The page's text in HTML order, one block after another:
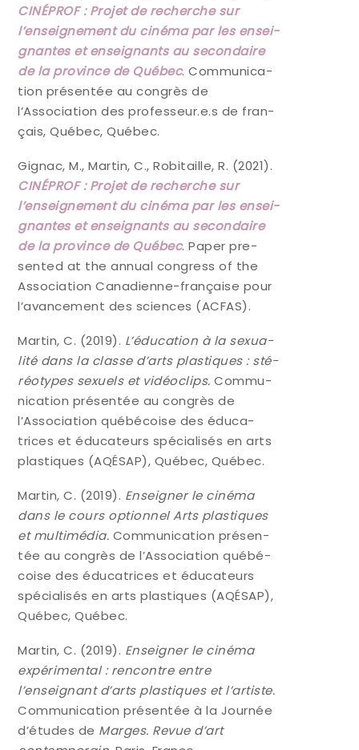
CINÉPROF : Pro­jet de recherche sur
l’enseignement du ciné­ma par les ensei­
gnantes et ensei­gnants au secon­daire
de la pro­vince de Qué­bec. Com­mu­ni­ca­
tion pré­sen­tée au congrès de
l’Association des professeur.e.s de fran­
çais, Qué­bec, Québec.
Gignac, M., Mar­tin, C., Robi­taille, R. (2021).
CINÉPROF : Pro­jet de recherche sur
l’enseignement du ciné­ma par les ensei­
gnantes et ensei­gnants au secon­daire
de la pro­vince de Qué­bec. Paper pre­
sen­ted at the annual congress of the
Asso­cia­tion Cana­dienne-fran­çaise pour
l’avancement des sciences (ACFAS).
Mar­tin, C. (2019). L’éducation à la sexua­
li­té dans la classe d’arts plas­tiques : sté­
réo­types sexuels et vidéo­clips. Com­mu­
ni­ca­tion pré­sen­tée au congrès de
l’Association qué­bé­coise des édu­ca­
trices et édu­ca­teurs spé­cia­li­sés en arts
plas­tiques (AQÉSAP), Qué­bec, Québec.
Mar­tin, C. (2019). Ensei­gner le ciné­ma
dans le cours option­nel Arts plas­tiques
et mul­ti­mé­dia. Com­mu­ni­ca­tion pré­sen­
tée au congrès de l’Association qué­bé­
coise des édu­ca­trices et édu­ca­teurs
spé­cia­li­sés en arts plas­tiques (AQÉSAP),
Qué­bec, Québec.
Mar­tin, C. (2019). Ensei­gner le ciné­ma
expé­ri­men­tal : ren­contre entre
l’enseignant d’arts plas­tiques et l’artiste.
Com­mu­ni­ca­tion pré­sen­tée à la Jour­née
d’études de Marges. Revue d’art